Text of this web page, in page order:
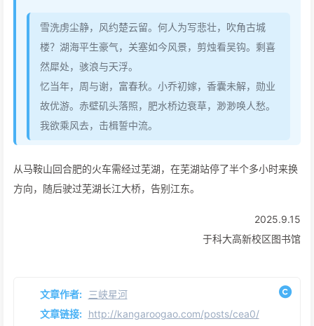
雪洗虏尘静，风约楚云留。何人为写悲壮，吹角古城
楼？湖海平生豪气，关塞如今风景，剪烛看吴钩。剩喜
然犀处，骇浪与天浮。
忆当年，周与谢，富春秋。小乔初嫁，香囊未解，勋业
故优游。赤壁矶头落照，肥水桥边衰草，渺渺唤人愁。
我欲乘风去，击楫誓中流。
从马鞍山回合肥的火车需经过芜湖，在芜湖站停了半个多小时来换
方向，随后驶过芜湖长江大桥，告别江东。
2025.9.15
于科大高新校区图书馆
文章作者: 三峡星河
文章链接: http://kangaroogao.com/posts/cea0/